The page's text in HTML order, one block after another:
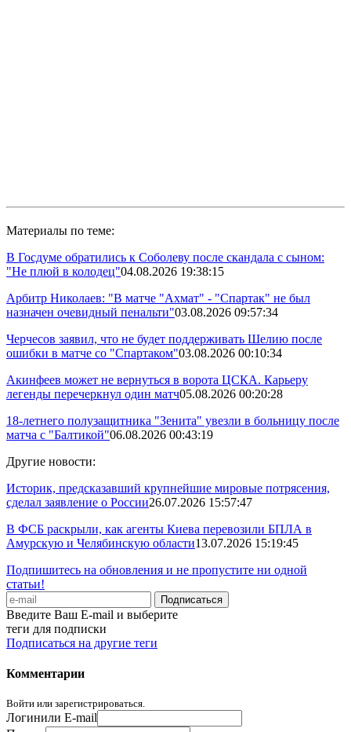
Материалы по теме:
В Госдуме обратились к Соболеву после скандала с сыном:
"Не плюй в колодец"04.08.2026 19:38:15
Арбитр Николаев: "В матче "Ахмат" - "Спартак" не был
назначен очевидный пенальти"03.08.2026 09:57:34
Черчесов заявил, что не будет поддерживать Шелию после
ошибки в матче со "Спартаком"03.08.2026 00:10:34
Акинфеев может не вернуться в ворота ЦСКА. Карьеру
легенды перечеркнул один матч05.08.2026 00:20:28
18-летнего полузащитника "Зенита" увезли в больницу после
матча с "Балтикой"06.08.2026 00:43:19
Другие новости:
Историк, предсказавший крупнейшие мировые потрясения,
сделал заявление о России26.07.2026 15:57:47
В ФСБ раскрыли, как агенты Киева перевозили БПЛА в
Амурскую и Челябинскую области13.07.2026 15:19:45
Подпишитесь на обновления и не пропустите ни одной
статьи!
Введите Ваш E-mail и выберите
теги для подписки
Подписаться на другие теги
Комментарии
Войти или зарегистрироваться.
Логинили E-mail